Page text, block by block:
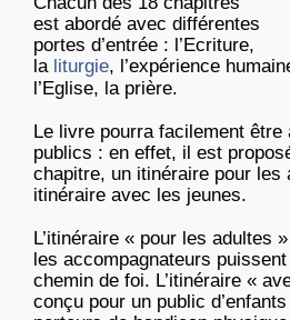
est abordé avec différentes
portes d’entrée : l’Ecriture,
la liturgie, l’expérience
l’Eglise, la prière.
Le livre pourra facilement être
publics : en effet, il est
chapitre, un itinéraire pour les
itinéraire avec les jeunes.
L’itinéraire « pour les adultes
les accompagnateurs
chemin de foi. L’itinéraire «
conçu pour un public